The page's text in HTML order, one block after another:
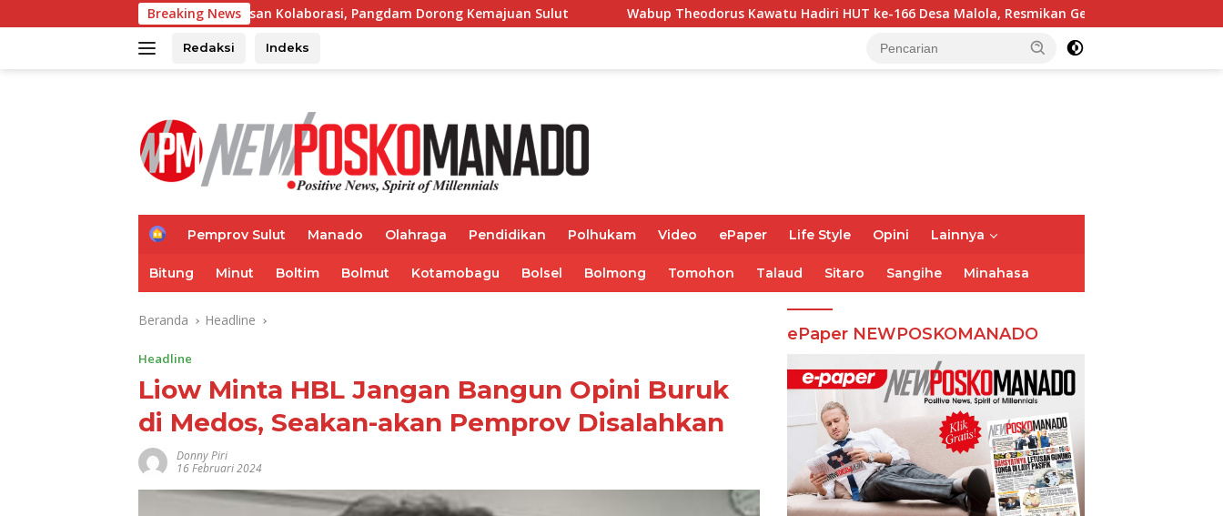
ke
Breaking News
Hadirkan Pesan Kolaborasi, Pangdam Dorong Kemajuan Sulut Wabup Theodorus Kawatu Hadiri HUT ke-166 Desa Malola, Resmikan Gedung ILP Posyandu
Redaksi Indeks
H
e
Pemprov Sulut Manado Olahraga Pendidikan Polhukam Video ePaper Life Style Opini Lainnya
Bitung Minut Boltim Bolmut Kotamobagu Bolsel Bolmong Tomohon Talaud Sitaro Sangihe Minahasa
Beranda Headline
Headline
Liow Minta HBL Jangan Bangun Opini Buruk
di Medos, Seakan-akan Pemprov Disalahkan
Donny Piri
16 Februari 2024
ePaper NEWPOSKOMANADO